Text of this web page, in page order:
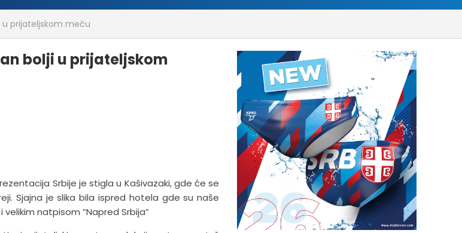
u prijateljskom meču
bolji u prijateljskom
Srbije je stigla u Kašivazaki, gde će se
Sjajna je slika bila ispred hotela gde su naše
natpisom “Napred Srbija”